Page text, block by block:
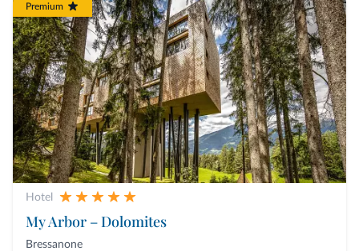
Premium
Hotel
My Arbor – Dolomites
Bressanone